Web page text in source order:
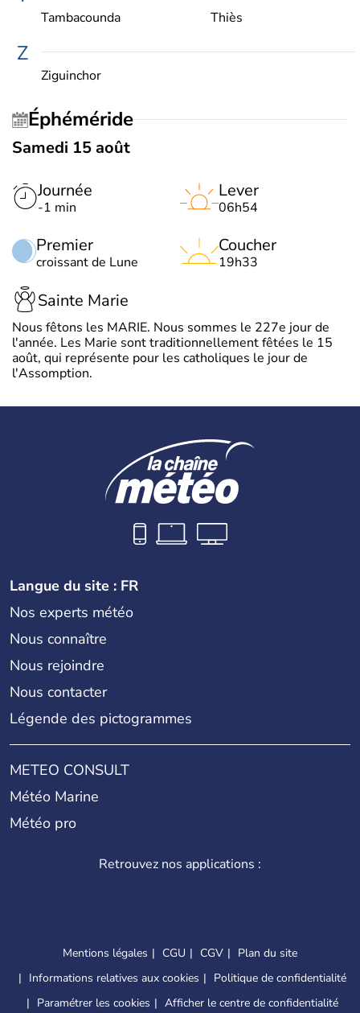
Tambacounda Thiès
Z
Ziguinchor
Éphéméride
Samedi 15 août
Journée
-1 min
Premier
croissant de Lune
Lever
06h54
Coucher
19h33
Sainte Marie
Nous fêtons les MARIE. Nous sommes le 227e jour de
l'année. Les Marie sont traditionnellement fêtées le 15
août, qui représente pour les catholiques le jour de
l'Assomption.
Langue du site : FR
Nos experts météo
Nous connaître
Nous rejoindre
Nous contacter
Légende des pictogrammes
METEO CONSULT
Météo Marine
Météo pro
Retrouvez nos applications :
Mentions légales CGU CGV
Plan du site
Informations relatives aux cookies
Politique de confidentialité
Paramétrer les cookies
Afficher le centre de confidentialité